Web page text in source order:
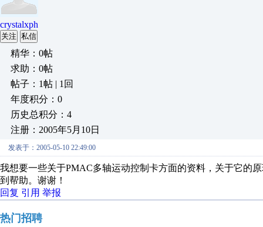
crystalxph
关注 私信
精华：0帖
求助：0帖
帖子：1帖 | 1回
年度积分：0
历史总积分：4
注册：2005年5月10日
发表于：2005-05-10 22:49:00
我想要一些关于PMAC多轴运动控制卡方面的资料，关于它的
到帮助。谢谢！
回复 引用 举报
热门招聘